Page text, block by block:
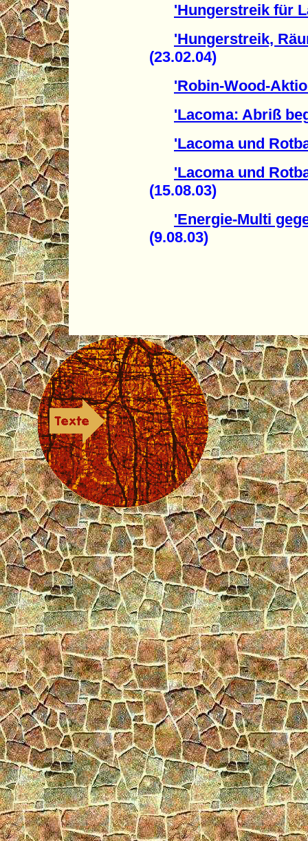
'Hungerstreik für
'Hungerstreik,
(23.02.04)
'Robin-Wood-
'Lacoma: Abriß
'Lacoma und
'Lacoma und
(15.08.03)
'Energie-Multi
(9.08.03)